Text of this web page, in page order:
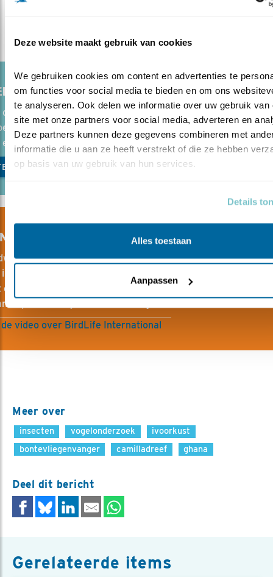
Deze website maakt gebruik van cookies
We gebruiken cookies om content en advertenties te
om functies voor social media te bieden en om ons
te analyseren. Ook delen we informatie over uw gebruik van
site met onze partners voor social media, adverteren en
Deze partners kunnen deze gegevens combineren met
informatie die u aan ze heeft verstrekt of die ze hebben
op basis van uw gebruik van hun services.
Details
Alles toestaan
Aanpassen
EN -GIDSEN
op zoek naar een goed boek over vogels of de natuur?
heeft een uitgebreid en gevarieerd aanbod in
onze webshop.
EN HELP DE VOGELS
VAN BIRDLIFE INTERNATIONAL
wordt de natuur in hoog tempo vernietigd. Om dat te
alle landen sterke natuurorganisaties nodig.
daaraan bij als Partner van BirdLife International en
partners bij hun ontwikkeling.
video over BirdLife International
Meer over
insecten vogelonderzoek
ivoorkust
bontevliegenvanger
camilladreef ghana
Deel dit bericht
Gerelateerde items